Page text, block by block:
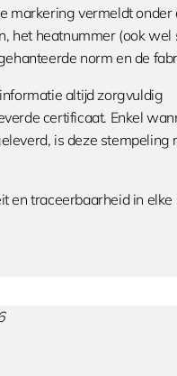
markering vermeldt onder
het heatnummer (ook wel
norm en de
altijd zorgvuldig
certificaat. Enkel
is deze stempeling
en traceerbaarheid in elke